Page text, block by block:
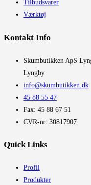
Tilbudsvarer
Værktøj
Kontakt Info
​Skumbutikken ApS
Lyngby
info@skumbutikken.dk
45 88 55 47
Fax: 45 88 67 51
CVR-nr: 30817907
Quick Links
Profil
Produkter